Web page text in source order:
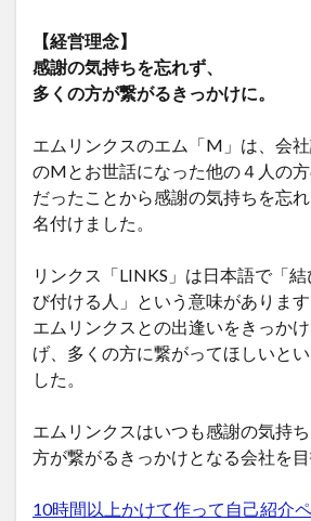
【経営理念】
感謝の気持ちを忘れず、
多くの方が繋がるきっかけに。
エムリンクスのエム「M」は、会
のMとお世話になった他の４人の
だったことから感謝の気持ちを忘
名付けました。
リンクス「LINKS」は日本語で「
び付ける人」という意味があります
エムリンクスとの出逢いをきっか
げ、多くの方に繋がってほしいと
した。
エムリンクスはいつも感謝の気持
方が繋がるきっかけとなる会社を目
10時間以上かけて作って自己紹介